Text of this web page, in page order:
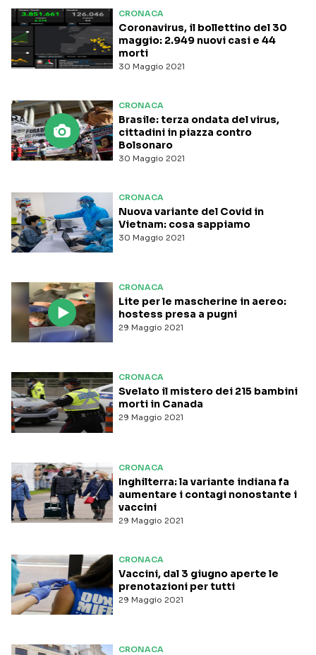
CRONACA
30 Maggio 2021
Coronavirus, il bollettino del 30
maggio: 2.949 nuovi casi e 44
morti
CRONACA
30 Maggio 2021
Brasile: terza ondata del virus,
cittadini in piazza contro
Bolsonaro
CRONACA
30 Maggio 2021
Nuova variante del Covid in
Vietnam: cosa sappiamo
CRONACA
29 Maggio 2021
Lite per le mascherine in aereo:
hostess presa a pugni
CRONACA
29 Maggio 2021
Svelato il mistero dei 215 bambini
morti in Canada
CRONACA
29 Maggio 2021
Inghilterra: la variante indiana fa
aumentare i contagi nonostante i
vaccini
CRONACA
29 Maggio 2021
Vaccini, dal 3 giugno aperte le
prenotazioni per tutti
CRONACA